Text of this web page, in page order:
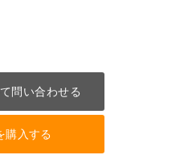
問い合わせる
購入する